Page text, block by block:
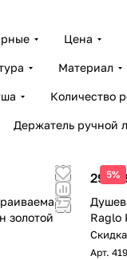
Цена
Материал
Количество
Держатель ручной
золотой
5%
29
Raglo
Арт.